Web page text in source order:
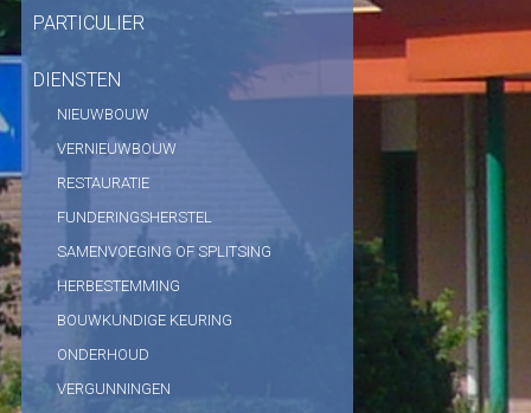
PARTICULIER
DIENSTEN
NIEUWBOUW
VERNIEUWBOUW
RESTAURATIE
FUNDERINGSHERSTEL
SAMENVOEGING OF SPLITSING
HERBESTEMMING
BOUWKUNDIGE KEURING
ONDERHOUD
VERGUNNINGEN